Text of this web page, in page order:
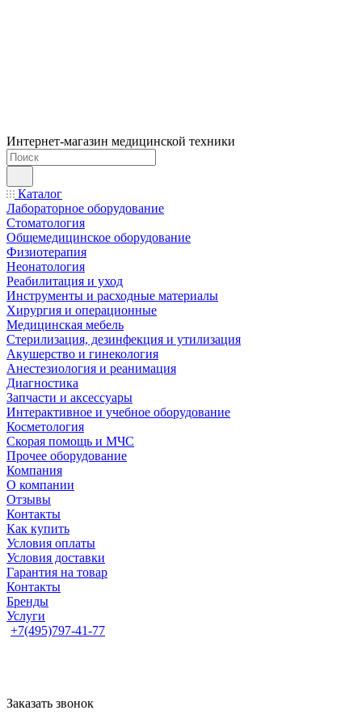
Интернет-магазин медицинской техники
Каталог
Лабораторное оборудование
Стоматология
Общемедицинское оборудование
Физиотерапия
Неонатология
Реабилитация и уход
Инструменты и расходные материалы
Хирургия и операционные
Медицинская мебель
Стерилизация, дезинфекция и утилизация
Акушерство и гинекология
Анестезиология и реанимация
Диагностика
Запчасти и аксессуары
Интерактивное и учебное оборудование
Косметология
Скорая помощь и МЧС
Прочее оборудование
Компания
О компании
Отзывы
Контакты
Как купить
Условия оплаты
Условия доставки
Гарантия на товар
Контакты
Бренды
Услуги
+7(495)797-41-77
Заказать звонок